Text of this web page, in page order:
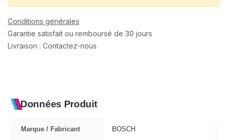
Conditions générales
Garantie satisfait ou remboursé de 30 jours
Livraison : Contactez-nous
Données Produit
Marque / Fabricant BOSCH